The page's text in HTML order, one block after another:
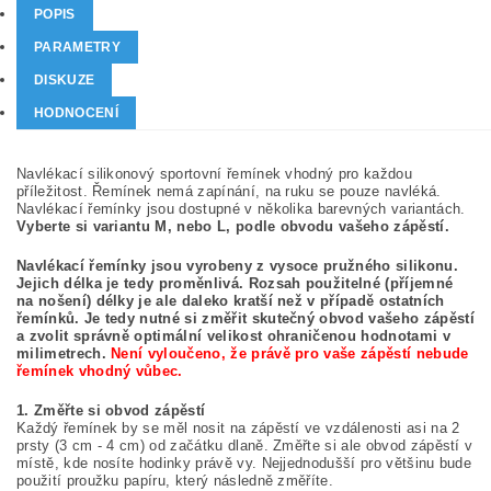
POPIS
PARAMETRY
DISKUZE
HODNOCENÍ
Navlékací silikonový sportovní řemínek vhodný pro každou
příležitost. Řemínek nemá zapínání, na ruku se pouze navléká.
Navlékací řemínky jsou dostupné v několika barevných variantách.
Vyberte si variantu M, nebo L, podle obvodu vašeho zápěstí.
Navlékací řemínky jsou vyrobeny z vysoce pružného silikonu.
Jejich délka je tedy proměnlivá. Rozsah použitelné (příjemné
na nošení) délky je ale daleko kratší než v případě ostatních
řemínků. Je tedy nutné si změřit skutečný obvod vašeho zápěstí
a zvolit správně optimální velikost ohraničenou hodnotami v
milimetrech. Není vyloučeno, že právě pro vaše zápěstí nebude
řemínek vhodný vůbec.
1. Změřte si obvod zápěstí
Každý řemínek by se měl nosit na zápěstí ve vzdálenosti asi na 2
prsty (3 cm - 4 cm) od začátku dlaně. Změřte si ale obvod zápěstí v
místě, kde nosíte hodinky právě vy. Nejjednodušší pro většinu bude
použití proužku papíru, který následně změříte.